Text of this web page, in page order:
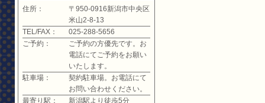
住所：
〒950-0916新潟市中央区
米山2-8-13
TEL/FAX：
025-288-5656
ご予約：
ご予約の方優先です。お
電話にてご予約をお願い
いたします。
駐車場：
契約駐車場。お電話にて
お問い合わせください。
最寄り駅：
新潟駅より徒歩5分